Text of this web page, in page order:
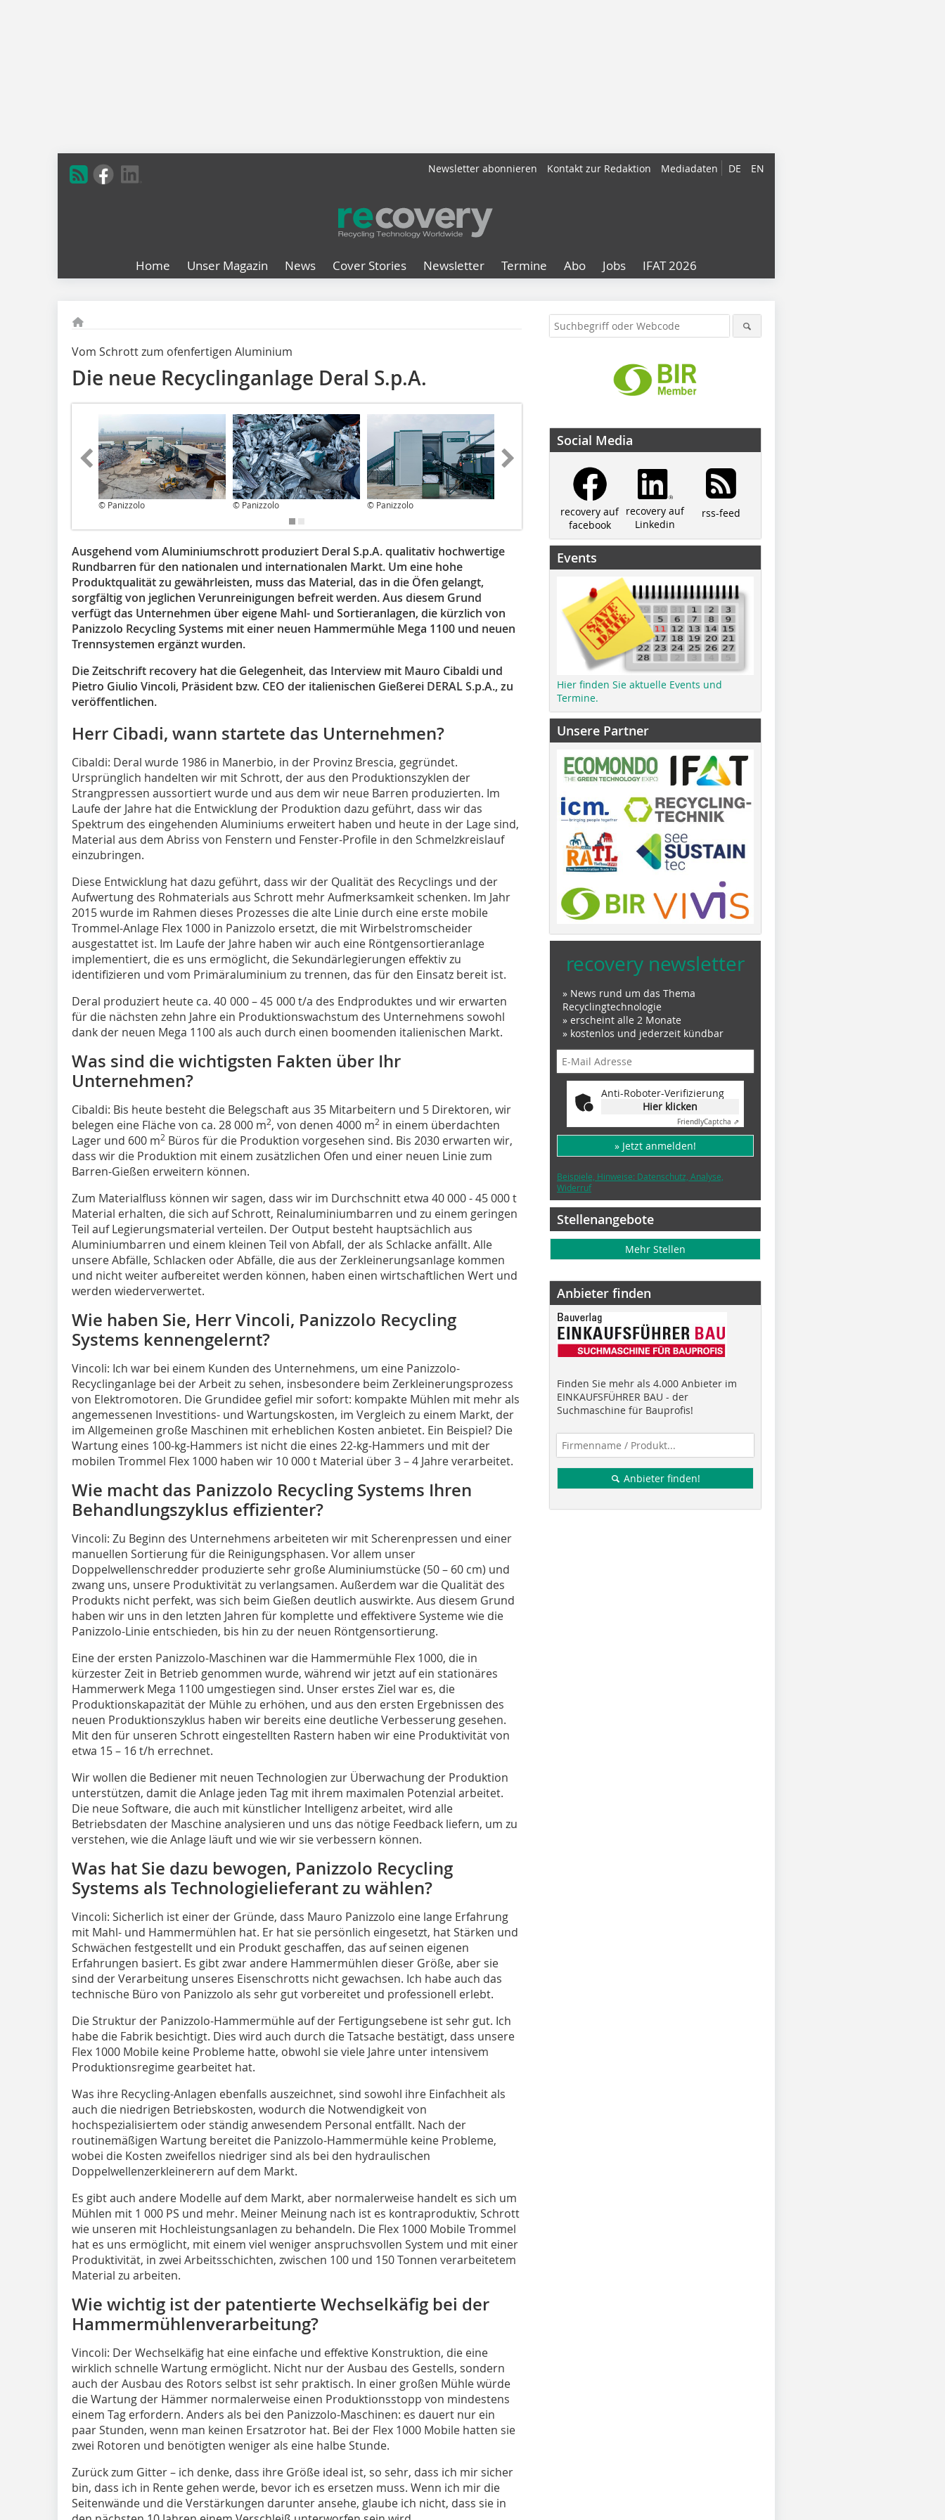
DE EN
Newsletter abonnieren Kontakt zur Redaktion Mediadaten
Home Unser Magazin News Cover Stories Newsletter Termine Abo Jobs IFAT 2026
Vom Schrott zum ofenfertigen Aluminium
Die neue Recyclinganlage Deral S.p.A.
© Panizzolo © Panizzolo © Panizzolo
Ausgehend vom Aluminiumschrott produziert Deral S.p.A. qualitativ hochwertige
Rundbarren für den nationalen und internationalen Markt. Um eine hohe
Produktqualität zu gewährleisten, muss das Material, das in die Öfen gelangt,
sorgfältig von jeglichen Verunreinigungen befreit werden. Aus diesem Grund
verfügt das Unternehmen über eigene Mahl- und Sortieranlagen, die kürzlich von
Panizzolo Recycling Systems mit einer neuen Hammermühle Mega 1100 und neuen
Trennsystemen ergänzt wurden.
Die Zeitschrift recovery hat die Gelegenheit, das Interview mit Mauro Cibaldi und
Pietro Giulio Vincoli, Präsident bzw. CEO der italienischen Gießerei DERAL S.p.A., zu
veröffentlichen.
Herr Cibadi, wann startete das Unternehmen?
Cibaldi: Deral wurde 1986 in Manerbio, in der Provinz Brescia, gegründet.
Ursprünglich handelten wir mit Schrott, der aus den Produktionszyklen der
Strangpressen aussortiert wurde und aus dem wir neue Barren produzierten. Im
Laufe der Jahre hat die Entwicklung der Produktion dazu geführt, dass wir das
Spektrum des eingehenden Aluminiums erweitert haben und heute in der Lage sind,
Material aus dem Abriss von Fenstern und Fenster-Profile in den Schmelzkreislauf
einzubringen.
Diese Entwicklung hat dazu geführt, dass wir der Qualität des Recyclings und der
Aufwertung des Rohmaterials aus Schrott mehr Aufmerksamkeit schenken. Im Jahr
2015 wurde im Rahmen dieses Prozesses die alte Linie durch eine erste mobile
Trommel-Anlage Flex 1000 in Panizzolo ersetzt, die mit Wirbelstromscheider
ausgestattet ist. Im Laufe der Jahre haben wir auch eine Röntgensortieranlage
implementiert, die es uns ermöglicht, die Sekundärlegierungen effektiv zu
identifizieren und vom Primäraluminium zu trennen, das für den Einsatz bereit ist.
Deral produziert heute ca. 40 000 – 45 000 t/a des Endproduktes und wir erwarten
für die nächsten zehn Jahre ein Produktionswachstum des Unternehmens sowohl
dank der neuen Mega 1100 als auch durch einen boomenden italienischen Markt.
Was sind die wichtigsten Fakten über Ihr
Unternehmen?
Cibaldi: Bis heute besteht die Belegschaft aus 35 Mitarbeitern und 5 Direktoren, wir
belegen eine Fläche von ca. 28 000 m2, von denen 4000 m2 in einem überdachten
Lager und 600 m2 Büros für die Produktion vorgesehen sind. Bis 2030 erwarten wir,
dass wir die Produktion mit einem zusätzlichen Ofen und einer neuen Linie zum
Barren-Gießen erweitern können.
Zum Materialfluss können wir sagen, dass wir im Durchschnitt etwa 40 000 - 45 000 t
Material erhalten, die sich auf Schrott, Reinaluminiumbarren und zu einem geringen
Teil auf Legierungsmaterial verteilen. Der Output besteht hauptsächlich aus
Aluminiumbarren und einem kleinen Teil von Abfall, der als Schlacke anfällt. Alle
unsere Abfälle, Schlacken oder Abfälle, die aus der Zerkleinerungsanlage kommen
und nicht weiter aufbereitet werden können, haben einen wirtschaftlichen Wert und
werden wiederverwertet.
Wie haben Sie, Herr Vincoli, Panizzolo Recycling
Systems kennengelernt?
Vincoli: Ich war bei einem Kunden des Unternehmens, um eine Panizzolo-
Recyclinganlage bei der Arbeit zu sehen, insbesondere beim Zerkleinerungsprozess
von Elektromotoren. Die Grundidee gefiel mir sofort: kompakte Mühlen mit mehr als
angemessenen Investitions- und Wartungskosten, im Vergleich zu einem Markt, der
im Allgemeinen große Maschinen mit erheblichen Kosten anbietet. Ein Beispiel? Die
Wartung eines 100-kg-Hammers ist nicht die eines 22-kg-Hammers und mit der
mobilen Trommel Flex 1000 haben wir 10 000 t Material über 3 – 4 Jahre verarbeitet.
Wie macht das Panizzolo Recycling Systems Ihren
Behandlungszyklus effizienter?
Vincoli: Zu Beginn des Unternehmens arbeiteten wir mit Scherenpressen und einer
manuellen Sortierung für die Reinigungsphasen. Vor allem unser
Doppelwellenschredder produzierte sehr große Aluminiumstücke (50 – 60 cm) und
zwang uns, unsere Produktivität zu verlangsamen. Außerdem war die Qualität des
Produkts nicht perfekt, was sich beim Gießen deutlich auswirkte. Aus diesem Grund
haben wir uns in den letzten Jahren für komplette und effektivere Systeme wie die
Panizzolo-Linie entschieden, bis hin zu der neuen Röntgensortierung.
Eine der ersten Panizzolo-Maschinen war die Hammermühle Flex 1000, die in
kürzester Zeit in Betrieb genommen wurde, während wir jetzt auf ein stationäres
Hammerwerk Mega 1100 umgestiegen sind. Unser erstes Ziel war es, die
Produktionskapazität der Mühle zu erhöhen, und aus den ersten Ergebnissen des
neuen Produktionszyklus haben wir bereits eine deutliche Verbesserung gesehen.
Mit den für unseren Schrott eingestellten Rastern haben wir eine Produktivität von
etwa 15 – 16 t/h errechnet.
Wir wollen die Bediener mit neuen Technologien zur Überwachung der Produktion
unterstützen, damit die Anlage jeden Tag mit ihrem maximalen Potenzial arbeitet.
Die neue Software, die auch mit künstlicher Intelligenz arbeitet, wird alle
Betriebsdaten der Maschine analysieren und uns das nötige Feedback liefern, um zu
verstehen, wie die Anlage läuft und wie wir sie verbessern können.
Was hat Sie dazu bewogen, Panizzolo Recycling
Systems als Technologielieferant zu wählen?
Vincoli: Sicherlich ist einer der Gründe, dass Mauro Panizzolo eine lange Erfahrung
mit Mahl- und Hammermühlen hat. Er hat sie persönlich eingesetzt, hat Stärken und
Schwächen festgestellt und ein Produkt geschaffen, das auf seinen eigenen
Erfahrungen basiert. Es gibt zwar andere Hammermühlen dieser Größe, aber sie
sind der Verarbeitung unseres Eisenschrotts nicht gewachsen. Ich habe auch das
technische Büro von Panizzolo als sehr gut vorbereitet und professionell erlebt.
Die Struktur der Panizzolo-Hammermühle auf der Fertigungsebene ist sehr gut. Ich
habe die Fabrik besichtigt. Dies wird auch durch die Tatsache bestätigt, dass unsere
Flex 1000 Mobile keine Probleme hatte, obwohl sie viele Jahre unter intensivem
Produktionsregime gearbeitet hat.
Was ihre Recycling-Anlagen ebenfalls auszeichnet, sind sowohl ihre Einfachheit als
auch die niedrigen Betriebskosten, wodurch die Notwendigkeit von
hochspezialisiertem oder ständig anwesendem Personal entfällt. Nach der
routinemäßigen Wartung bereitet die Panizzolo-Hammermühle keine Probleme,
wobei die Kosten zweifellos niedriger sind als bei den hydraulischen
Doppelwellenzerkleinerern auf dem Markt.
Es gibt auch andere Modelle auf dem Markt, aber normalerweise handelt es sich um
Mühlen mit 1 000 PS und mehr. Meiner Meinung nach ist es kontraproduktiv, Schrott
wie unseren mit Hochleistungsanlagen zu behandeln. Die Flex 1000 Mobile Trommel
hat es uns ermöglicht, mit einem viel weniger anspruchsvollen System und mit einer
Produktivität, in zwei Arbeitsschichten, zwischen 100 und 150 Tonnen verarbeitetem
Material zu arbeiten.
Wie wichtig ist der patentierte Wechselkäfig bei der
Hammermühlenverarbeitung?
Vincoli: Der Wechselkäfig hat eine einfache und effektive Konstruktion, die eine
wirklich schnelle Wartung ermöglicht. Nicht nur der Ausbau des Gestells, sondern
auch der Ausbau des Rotors selbst ist sehr praktisch. In einer großen Mühle würde
die Wartung der Hämmer normalerweise einen Produktionsstopp von mindestens
einem Tag erfordern. Anders als bei den Panizzolo-Maschinen: es dauert nur ein
paar Stunden, wenn man keinen Ersatzrotor hat. Bei der Flex 1000 Mobile hatten sie
zwei Rotoren und benötigten weniger als eine halbe Stunde.
Zurück zum Gitter – ich denke, dass ihre Größe ideal ist, so sehr, dass ich mir sicher
bin, dass ich in Rente gehen werde, bevor ich es ersetzen muss. Wenn ich mir die
Seitenwände und die Verstärkungen darunter ansehe, glaube ich nicht, dass sie in
Social Media
recovery auf
facebook
recovery auf
Linkedin
rss-feed
Events
Hier finden Sie aktuelle Events und
Termine.
Unsere Partner
recovery newsletter
» News rund um das Thema
Recyclingtechnologie
» erscheint alle 2 Monate
» kostenlos und jederzeit kündbar
Anti-Roboter-Verifizierung
Hier klicken
FriendlyCaptcha ⇗
» Jetzt anmelden!
Beispiele, Hinweise: Datenschutz, Analyse,
Widerruf
Stellenangebote
Mehr Stellen
Anbieter finden
Finden Sie mehr als 4.000 Anbieter im
EINKAUFSFÜHRER BAU - der
Suchmaschine für Bauprofis!
Anbieter finden!